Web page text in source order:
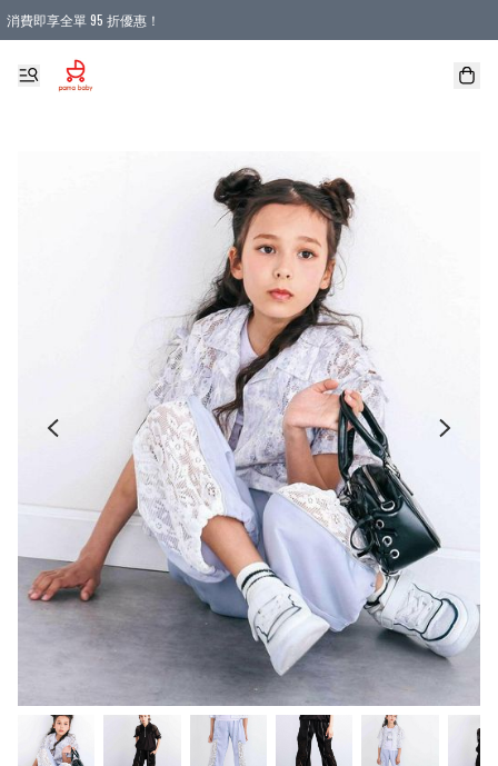
消費即享全單 95 折優惠！
購物滿 HKD 900.00即享免運費優惠！（適用於 本地送貨、本地取貨 )